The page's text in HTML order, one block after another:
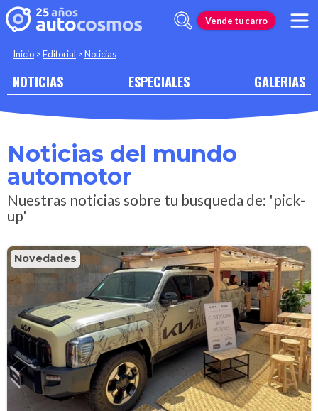
Vende tu carro
Inicio >Editorial >Noticias
NOTICIAS ESPECIALES GALERIAS
Noticias del mundo
automotor
Nuestras noticias sobre tu busqueda de: 'pick-
up'
Novedades